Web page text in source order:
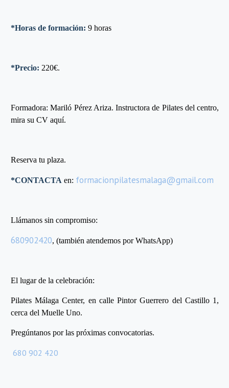
*Horas de formación: 9 horas
*Precio: 220€.
Formadora: Mariló Pérez Ariza. Instructora de Pilates del centro,
mira su CV aquí.
Reserva tu plaza.
*CONTACTA en: formacionpilatesmalaga@gmail.com
Llámanos sin compromiso:
680902420, (también atendemos por WhatsApp)
El lugar de la celebración:
Pilates Málaga Center, en calle Pintor Guerrero del Castillo 1,
cerca del Muelle Uno.
Pregúntanos por las próximas convocatorias.
680 902 420